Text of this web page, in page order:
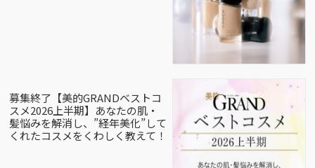
募集終了【美的GRANDベストコ
スメ2026上半期】あなたの肌・
髪悩みを解消し、”経年美化”して
くれたコスメをくわしく教えて！